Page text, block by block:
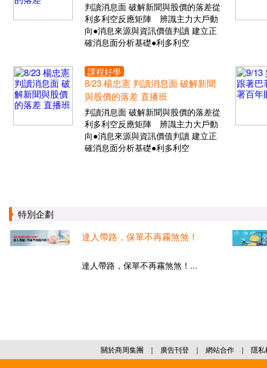
判讀消息面 破解新聞與股價的落差從
利多利空反應矩陣 辨識主力大戶動
向●消息來源與資訊價值判讀 建立正
確消息面分析基礎●利多利空
課程好學
8/23 楊忠憲 判讀消息面 破解新聞
與股價的落差 直播班
判讀消息面 破解新聞與股價的落差從
利多利空反應矩陣 辨識主力大戶動
向●消息來源與資訊價值判讀 建立正
確消息面分析基礎●利多利空
特別企劃
達人帶路，保單不再霧煞煞！
達人帶路，保單不再霧煞煞！...
關於商周集團 ｜ 廣告刊登 ｜ 網站合作 ｜ 隱私